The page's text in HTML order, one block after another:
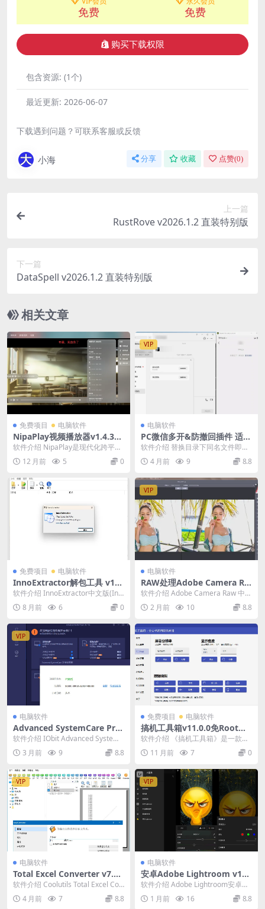
免费 免费
购买下载权限
包含资源: (1个)
最近更新: 2026-06-07
下载遇到问题？可联系客服或反馈
小海 分享 收藏 点赞(0)
上一篇
RustRove v2026.1.2 直装特别版
下一篇
DataSpell v2026.1.2 直装特别版
相关文章
免费项目 电脑软件
NipaPlay视频播放器v1.4.31
绿色版
软件介绍 NipaPlay是现代化跨平台
视频播放器，支持多系统，集成弹
幕、多格式...
12 月前 5 0
VIP
电脑软件
PC微信多开&防撤回插件 适用
4.1.9.25
软件介绍 替换目录下同名文件即
可。 带撤回提示（提示在被撤回消
息下方），不带撤回...
4 月前 9 8.8
免费项目 电脑软件
InnoExtractor解包工具 v11.
2.0.157中文版
软件介绍 InnoExtractor中文版(Inn
o解包工具)是一款查看提取In...
8 月前 6 0
VIP
电脑软件
RAW处理Adobe Camera Ra
w v18.3.2中文版
软件介绍 Adobe Camera Raw 中文
版是一款Adobe增效工具滤镜,...
2 月前 10 8.8
VIP
电脑软件
Advanced SystemCare Pro
v19.4.0.210
软件介绍 IObit Advanced SystemC
are，系统清理维护与安全...
3 月前 9 8.8
免费项目 电脑软件
搞机工具箱v11.0.0免Root调
试安卓
软件介绍 《搞机工具箱》是一款利
用ADB (安卓调试桥）来控制手机的
玩机工具；由...
11 月前 7 0
VIP
电脑软件
Total Excel Converter v7.1.
0.113
软件介绍 Coolutils Total Excel Con
verter，Exc...
4 月前 7 8.8
VIP
电脑软件
安卓Adobe Lightroom v11.
4.3高级版
软件介绍 Adobe Lightroom安卓版
(LR)是一款图像编辑器及后期调色...
1 月前 16 8.8